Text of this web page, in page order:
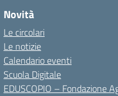
Novità
Le circolari
Le notizie
Calendario eventi
Scuola Digitale
EDUSCOPIO – Fondazione